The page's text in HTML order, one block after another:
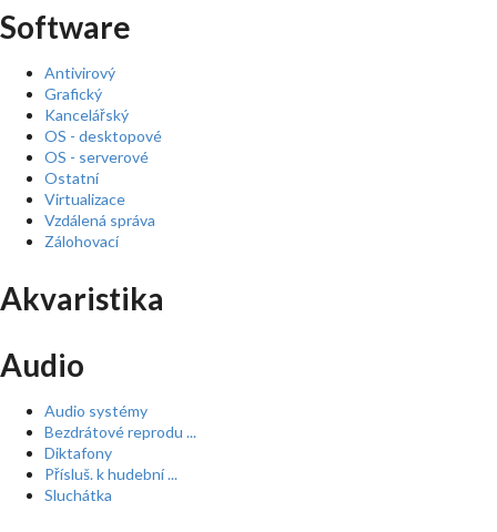
Software
Antivirový
Grafický
Kancelářský
OS - desktopové
OS - serverové
Ostatní
Virtualizace
Vzdálená správa
Zálohovací
Akvaristika
Audio
Audio systémy
Bezdrátové reprodu ...
Diktafony
Přísluš. k hudební ...
Sluchátka